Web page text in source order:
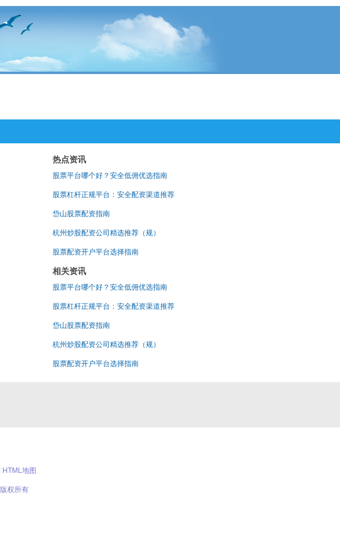
热点资讯
股票平台哪个好？安全低佣优选指南
股票杠杆正规平台：安全配资渠道推荐
岱山股票配资指南
杭州炒股配资公司精选推荐（规）
股票配资开户平台选择指南
相关资讯
股票平台哪个好？安全低佣优选指南
股票杠杆正规平台：安全配资渠道推荐
岱山股票配资指南
杭州炒股配资公司精选推荐（规）
股票配资开户平台选择指南
HTML地图
版权所有